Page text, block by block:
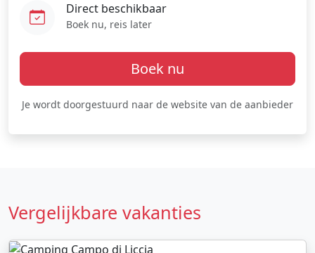
Direct beschikbaar
Boek nu, reis later
Boek nu
Je wordt doorgestuurd naar de website van de aanbieder
Vergelijkbare vakanties